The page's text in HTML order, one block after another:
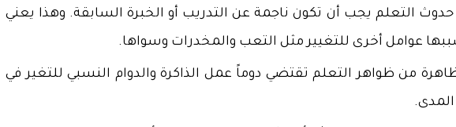
التعلم يجب أن تكون ناجمة عن التدريب أو الخبرة السابقة. وهذا يعني
عوامل أخرى للتغيير مثل التعب والمخدرات وسواها.
من ظواهر التعلم تقتضي دوماً عمل الذاكرة والدوام النسبي للتغير في